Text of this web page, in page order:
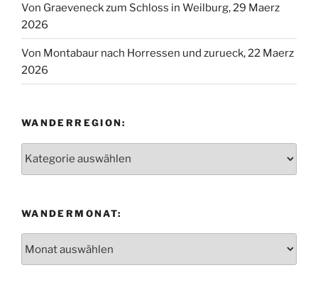
Von Graeveneck zum Schloss in Weilburg, 29 Maerz
2026
Von Montabaur nach Horressen und zurueck, 22 Maerz
2026
WANDERREGION:
WANDERMONAT: